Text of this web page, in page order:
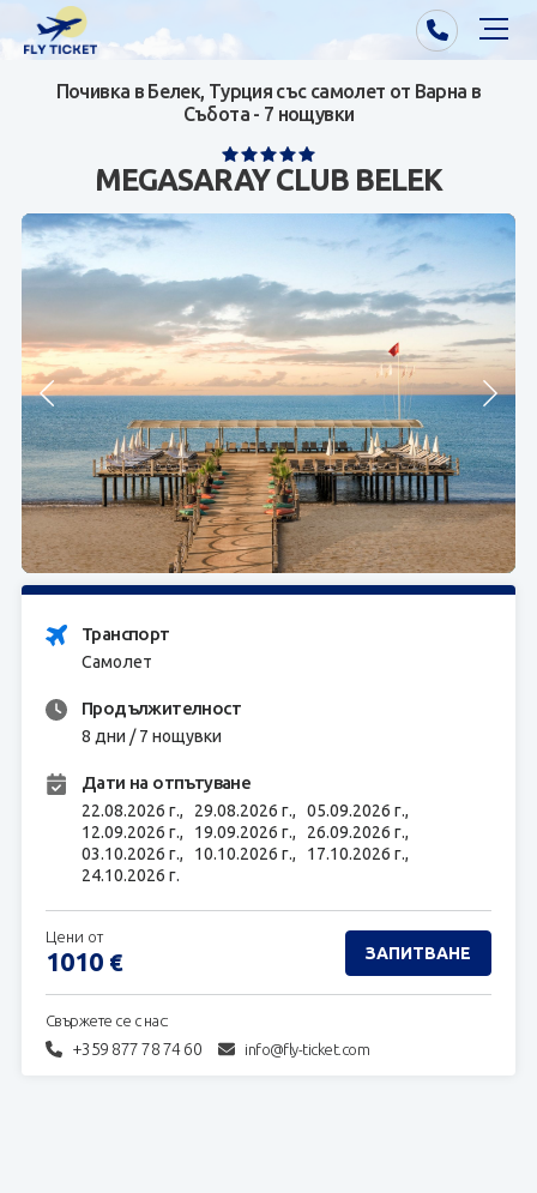
Почивки от Варна
Почивки от София/Пловдив/Бургас
Самолетни билети
Визи
Контакти
За нас
ЗАПИТВАНЕ
Почивка в Белек, Турция със самолет от Варна в
Събота - 7 нощувки
MEGASARAY CLUB BELEK
Транспорт
Самолет
Продължителност
8 дни / 7 нощувки
Дати на отпътуване
22.08.2026 г., 29.08.2026 г., 05.09.2026 г.,
12.09.2026 г., 19.09.2026 г., 26.09.2026 г.,
03.10.2026 г., 10.10.2026 г., 17.10.2026 г.,
24.10.2026 г.
Свържете се с нас:
+359 877 78 74 60 info@fly-ticket.com
Цени от
1010 € ЗАПИТВАНЕ